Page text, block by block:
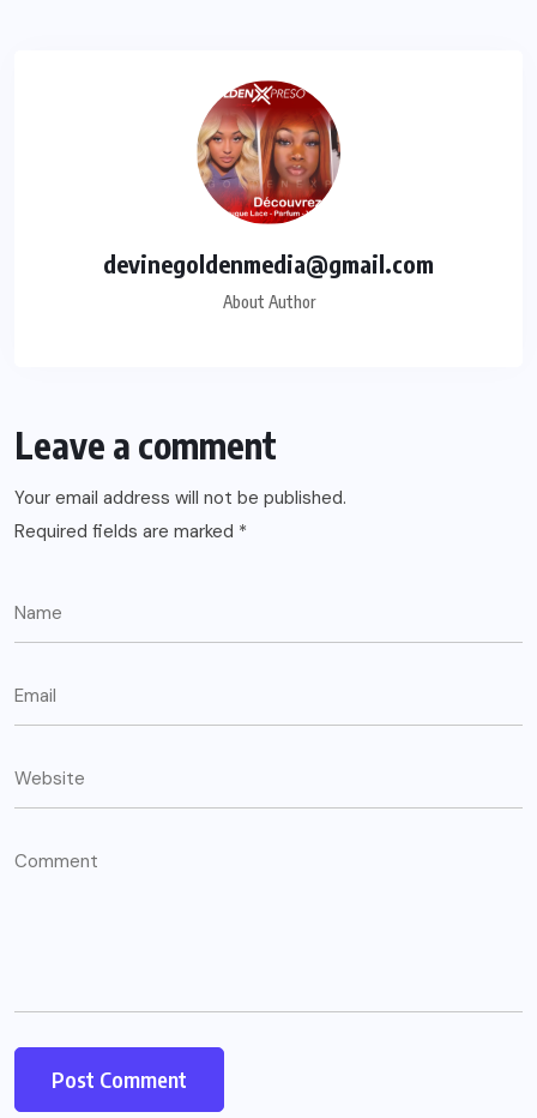
devinegoldenmedia@gmail.com
About Author
Leave a comment
Your email address will not be published.
Required fields are marked *